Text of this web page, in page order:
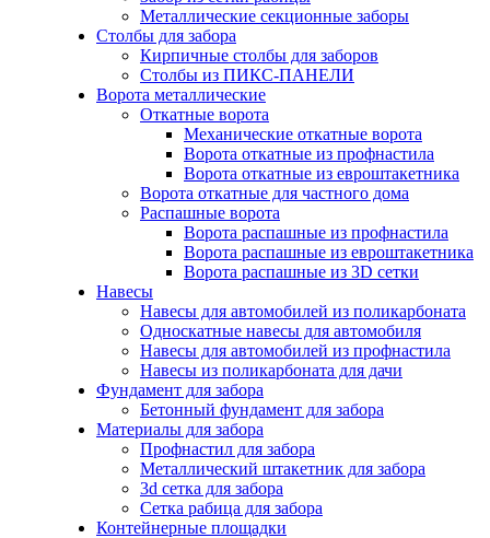
Металлические секционные заборы
Столбы для забора
Кирпичные столбы для заборов
Столбы из ПИКС-ПАНЕЛИ
Ворота металлические
Откатные ворота
Механические откатные ворота
Ворота откатные из профнастила
Ворота откатные из евроштакетника
Ворота откатные для частного дома
Распашные ворота
Ворота распашные из профнастила
Ворота распашные из евроштакетника
Ворота распашные из 3D сетки
Навесы
Навесы для автомобилей из поликарбоната
Односкатные навесы для автомобиля
Навесы для автомобилей из профнастила
Навесы из поликарбоната для дачи
Фундамент для забора
Бетонный фундамент для забора
Материалы для забора
Профнастил для забора
Металлический штакетник для забора
3d сетка для забора
Сетка рабица для забора
Контейнерные площадки